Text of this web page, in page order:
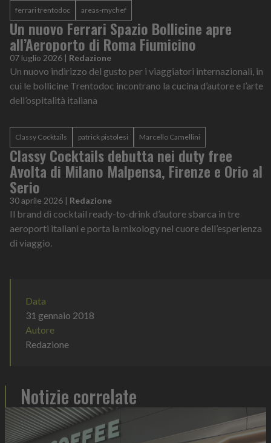
ferrari trentodoc areas-mychef
Un nuovo Ferrari Spazio Bollicine apre
all’Aeroporto di Roma Fiumicino
07 luglio 2026 | Redazione
Un nuovo indirizzo del gusto per i viaggiatori internazionali, in
cui le bollicine Trentodoc incontrano la cucina d’autore e l’arte
dell’ospitalità italiana
Classy Cocktails patrick pistolesi Marcello Camellini
Classy Cocktails debutta nei duty free
Avolta di Milano Malpensa, Firenze e Orio al
Serio
30 aprile 2026 | Redazione
Il brand di cocktail ready-to-drink d’autore sbarca in tre
aeroporti italiani e porta la mixology nel cuore dell’esperienza
di viaggio.
Data
31 gennaio 2018
Autore
Redazione
Notizie correlate